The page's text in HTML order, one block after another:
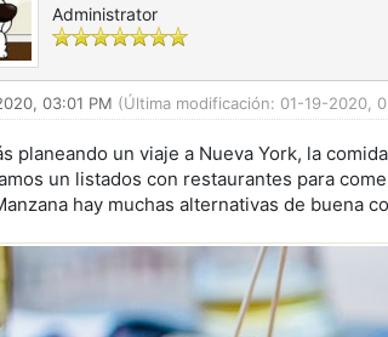
Administrator
03:01 PM (Última modificación: 01-19-2020,
planeando un viaje a Nueva York, la
un listados con restaurantes para
hay muchas alternativas de buena